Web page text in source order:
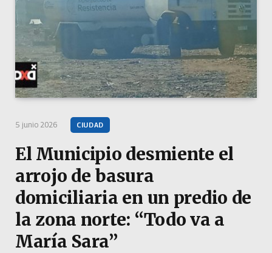
5 junio 2026 CIUDAD
El Municipio desmiente el
arrojo de basura
domiciliaria en un predio de
la zona norte: “Todo va a
María Sara”